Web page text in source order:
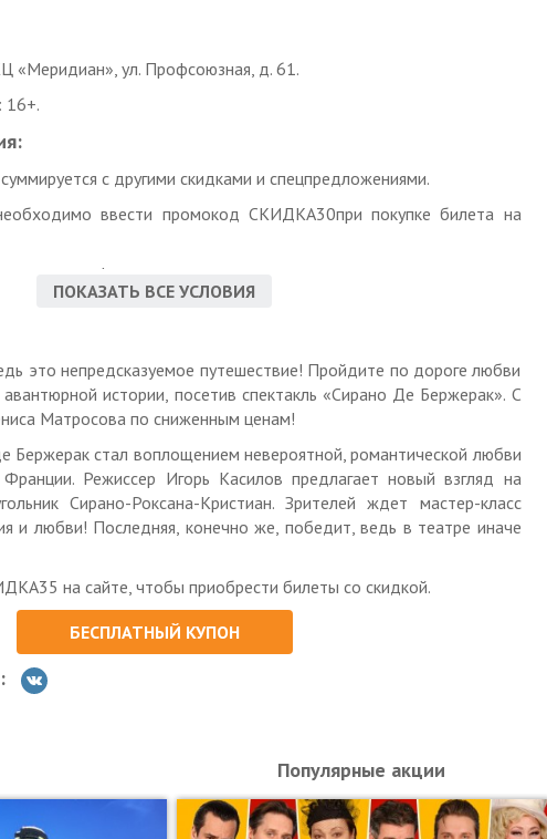
«Меридиан», ул. Профсоюзная, д. 61.
16+.
с другими скидками и спецпредложениями.
ввести промокод СКИДКА30при покупке билета на
по телефону.
за отмену, перенос и изменение даты/времени
ООО «МегаСервис», ОГРН 1197746553685
ПОКАЗАТЬ ВСЕ УСЛОВИЯ
это непредсказуемое путешествие! Пройдите по дороге любви
истории, посетив спектакль «Сирано Де Бержерак». С
Матросова по сниженным ценам!
Бержерак стал воплощением невероятной, романтической любви
Режиссер Игорь Касилов предлагает новый взгляд на
Сирано-Роксана-Кристиан. Зрителей ждет мастер-класс
и любви! Последняя, конечно же, победит, ведь в театре иначе
на сайте, чтобы приобрести билеты со скидкой.
БЕСПЛАТНЫЙ КУПОН
Популярные акции